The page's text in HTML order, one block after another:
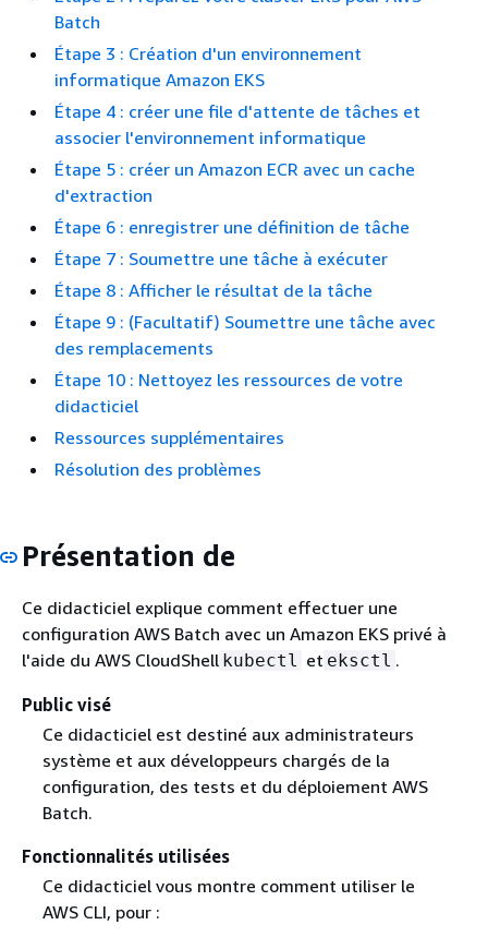
Batch
Étape 3 : Création d'un environnement
informatique Amazon EKS
Étape 4 : créer une file d'attente de tâches et
associer l'environnement informatique
Étape 5 : créer un Amazon ECR avec un cache
d'extraction
Étape 6 : enregistrer une définition de tâche
Étape 7 : Soumettre une tâche à exécuter
Étape 8 : Afficher le résultat de la tâche
Étape 9 : (Facultatif) Soumettre une tâche avec
des remplacements
Étape 10 : Nettoyez les ressources de votre
didacticiel
Ressources supplémentaires
Résolution des problèmes
Présentation de
Ce didacticiel explique comment effectuer une
configuration AWS Batch avec un Amazon EKS privé à
l'aide du AWS CloudShell kubectl et eksctl .
Public visé
Ce didacticiel est destiné aux administrateurs
système et aux développeurs chargés de la
configuration, des tests et du déploiement AWS
Batch.
Fonctionnalités utilisées
Ce didacticiel vous montre comment utiliser le
AWS CLI, pour :